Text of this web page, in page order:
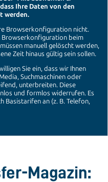
Magazin: